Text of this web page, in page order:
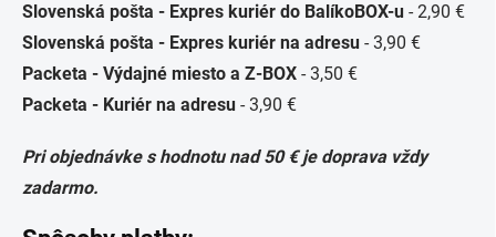
Slovenská pošta - Expres kuriér do BalíkoBOX-u - 2,90 €
Slovenská pošta - Expres kuriér na adresu - 3,90 €
Packeta - Výdajné miesto a Z-BOX - 3,50 €
Packeta - Kuriér na adresu - 3,90 €
Pri objednávke s hodnotu nad 50 € je doprava vždy
zadarmo.